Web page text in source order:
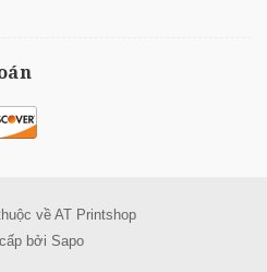
về AT Printshop
bởi Sapo